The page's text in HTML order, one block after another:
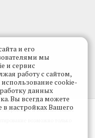
и использование
возможно только
и его
мы
и сервис
работу с сайтом,
cookie-
данных
Вы всегда можете
настройках Вашего